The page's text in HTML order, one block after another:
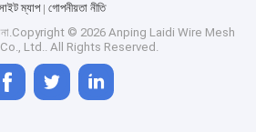
ম্যাপ
গোপনীয়তা নীতি
© 2026 Anping Laidi Wire Mesh
Ltd.. All Rights Reserved.